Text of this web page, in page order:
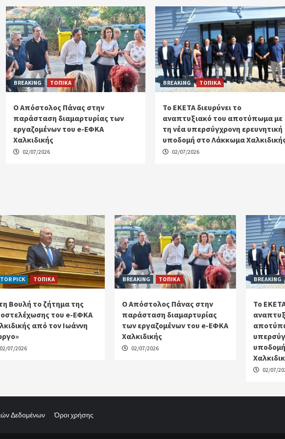
BREAKING ΤΟΠΙΚΑ
Ο Απόστολος Πάνας στην
παράσταση διαμαρτυρίας των
εργαζομένων του e-ΕΦΚΑ
Χαλκιδικής
02/07/2026
BREAKING ΤΟΠΙΚΑ
Το ΕΚΕΤΑ διευρύνει το
αναπτυξιακό του αποτύπωμα με
τη νέα υπερσύγχρονη ερευνητική
υποδομή στο Λάκκωμα
02/07/2026
PICK ΤΟΠΙΚΑ
Βουλή το ζήτημα της
του e-ΕΦΚΑ
από τον Ιωάννη
02/07/2026
BREAKING ΤΟΠΙΚΑ
Ο Απόστολος Πάνας στην
παράσταση διαμαρτυρίας
των εργαζομένων του e-ΕΦΚΑ
Χαλκιδικής
02/07/2026
BREAKING
Το
02/07/
Δεδομένων Όροι χρήσης